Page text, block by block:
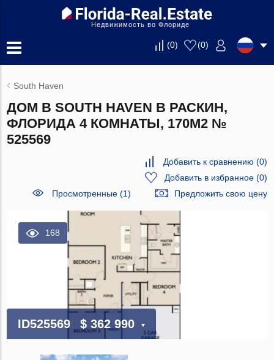
Недвижимость во Флориде
(0) (0)
South Haven
ДОМ В SOUTH HAVEN В РАСКИН,
ФЛОРИДА 4 КОМНАТЫ, 170М2 №
525569
Добавить к сравнению (0)
Добавить в избранное(0)
Просмотренные (1)
Предложить свою цену
168
ID525569 $ 362 990